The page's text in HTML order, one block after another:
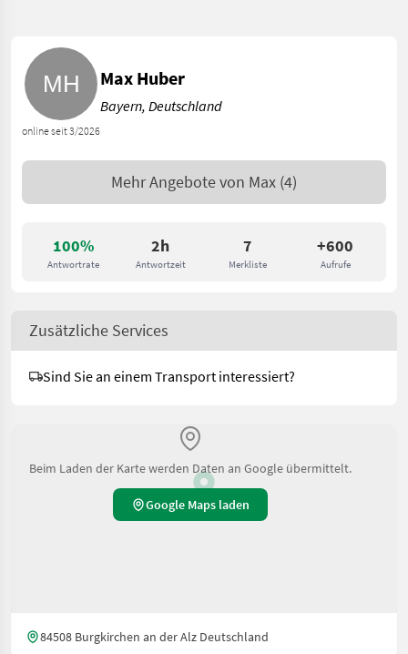
100%
Antwortrate
2h
Antwortzeit
7
Merkliste
+600
Aufrufe
online seit 3/2026
Max Huber
Bayern, Deutschland
Mehr Angebote von Max (4)
Zusätzliche Services
Sind Sie an einem Transport interessiert?
Beim Laden der Karte werden Daten an Google übermittelt.
Google Maps laden
84508 Burgkirchen an der Alz Deutschland